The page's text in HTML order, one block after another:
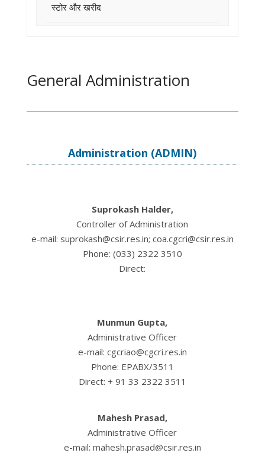
स्टोर और खरीद
General Administration
Administration (ADMIN)
Suprokash Halder,
Controller of Administration
e-mail: suprokash@csir.res.in; coa.cgcri@csir.res.in
Phone: (033) 2322 3510
Direct:
Munmun Gupta,
Administrative Officer
e-mail: cgcriao@cgcri.res.in
Phone: EPABX/3511
Direct: + 91 33 2322 3511
Mahesh Prasad,
Administrative Officer
e-mail: mahesh.prasad@csir.res.in